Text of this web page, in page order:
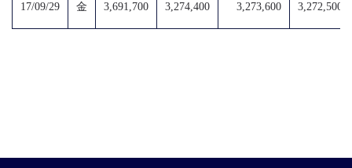
17/09/29 金 3,691,700 3,274,400 3,273,600 3,272,500